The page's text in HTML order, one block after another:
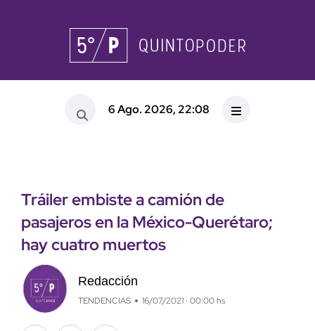
6 Ago. 2026, 22:08
Tráiler embiste a camión de
pasajeros en la México-Querétaro;
hay cuatro muertos
Redacción
TENDENCIAS 16/07/2021 · 00:00 hs